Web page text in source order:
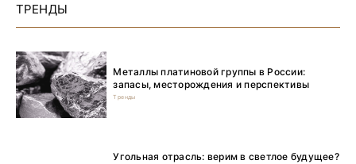
ТРЕНДЫ
Металлы платиновой группы в России:
запасы, месторождения и перспективы
Тренды
Угольная отрасль: верим в светлое будущее?